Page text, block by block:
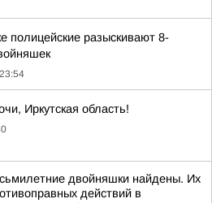
полицейские разыскивают 8-
Иркутская область!
двойняшки найдены. Их
действий в